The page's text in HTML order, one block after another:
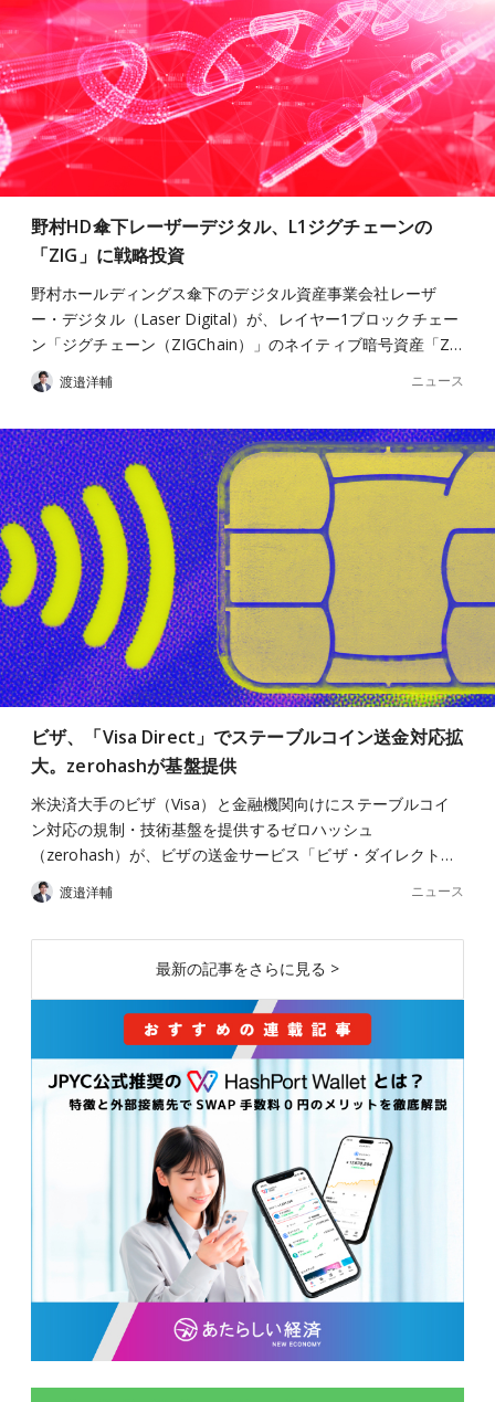
野村HD傘下レーザーデジタル、L1ジグチェーンの
「ZIG」に戦略投資
野村ホールディングス傘下のデジタル資産事業会社レーザ
ー・デジタル（Laser Digital）が、レイヤー1ブロックチェー
ン「ジグチェーン（ZIGChain）」のネイティブ暗号資産「Z…
渡邉洋輔 ニュース
ビザ、「Visa Direct」でステーブルコイン送金対応拡
大。zerohashが基盤提供
米決済大手のビザ（Visa）と金融機関向けにステーブルコイ
ン対応の規制・技術基盤を提供するゼロハッシュ
（zerohash）が、ビザの送金サービス「ビザ・ダイレクト…
渡邉洋輔 ニュース
最新の記事をさらに見る >